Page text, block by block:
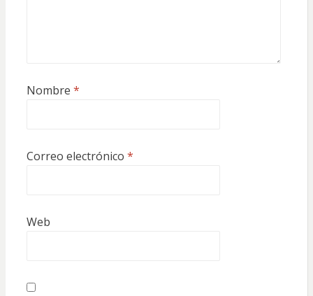
Nombre *
Correo electrónico *
Web